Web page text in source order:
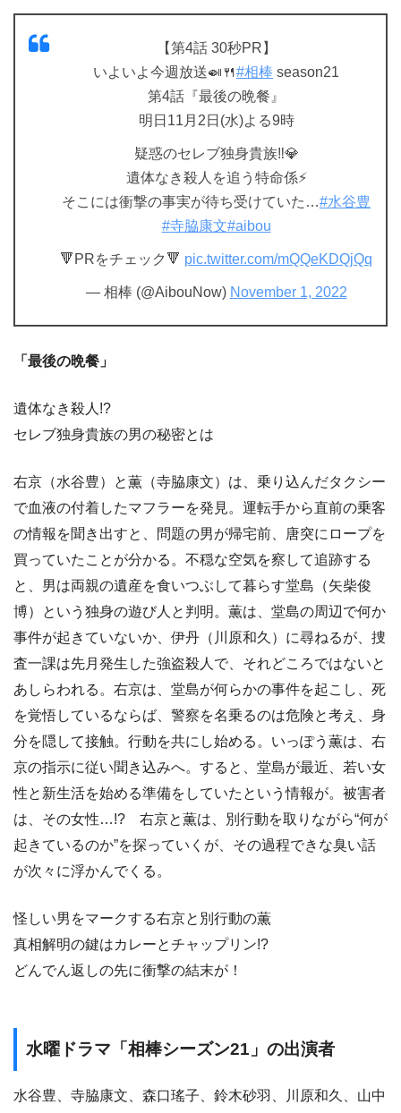
【第4話 30秒PR】
いよいよ今週放送🍛🍴#相棒 season21
第4話『最後の晩餐』
明日11月2日(水)よる9時
疑惑のセレブ独身貴族‼️💎
遺体なき殺人を追う特命係⚡️
そこには衝撃の事実が待ち受けていた…#水谷豊
#寺脇康文#aibou
🔻PRをチェック🔻 pic.twitter.com/mQQeKDQjQq
— 相棒 (@AibouNow) November 1, 2022
「最後の晩餐」
遺体なき殺人!?
セレブ独身貴族の男の秘密とは
右京（水谷豊）と薫（寺脇康文）は、乗り込んだタクシー
で血液の付着したマフラーを発見。運転手から直前の乗客
の情報を聞き出すと、問題の男が帰宅前、唐突にロープを
買っていたことが分かる。不穏な空気を察して追跡する
と、男は両親の遺産を食いつぶして暮らす堂島（矢柴俊
博）という独身の遊び人と判明。薫は、堂島の周辺で何か
事件が起きていないか、伊丹（川原和久）に尋ねるが、捜
査一課は先月発生した強盗殺人で、それどころではないと
あしらわれる。右京は、堂島が何らかの事件を起こし、死
を覚悟しているならば、警察を名乗るのは危険と考え、身
分を隠して接触。行動を共にし始める。いっぽう薫は、右
京の指示に従い聞き込みへ。すると、堂島が最近、若い女
性と新生活を始める準備をしていたという情報が。被害者
は、その女性…!? 右京と薫は、別行動を取りながら“何が
起きているのか”を探っていくが、その過程できな臭い話
が次々に浮かんでくる。
怪しい男をマークする右京と別行動の薫
真相解明の鍵はカレーとチャップリン!?
どんでん返しの先に衝撃の結末が！
水曜ドラマ「相棒シーズン21」の出演者
水谷豊、寺脇康文、森口瑤子、鈴木砂羽、川原和久、山中